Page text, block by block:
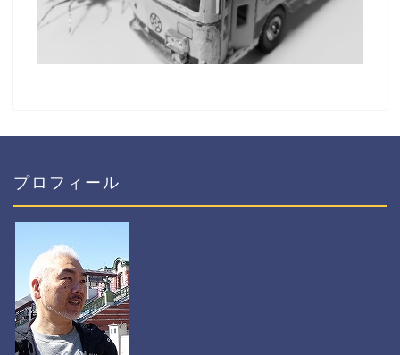
プロフィール